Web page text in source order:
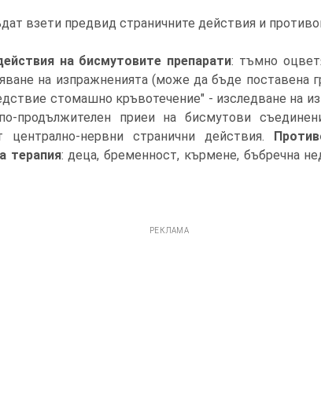
взети предвид страничните действия и
на бисмутовите препарати: тъмно
на изпражненията (може да бъде поставена
стомашно кръвотечение" - изследване на
продължителен приеи на бисмутови
централно-нервни странични действия.
терапия: деца, бременност, кърмене, бъбречна
РЕКЛАМА